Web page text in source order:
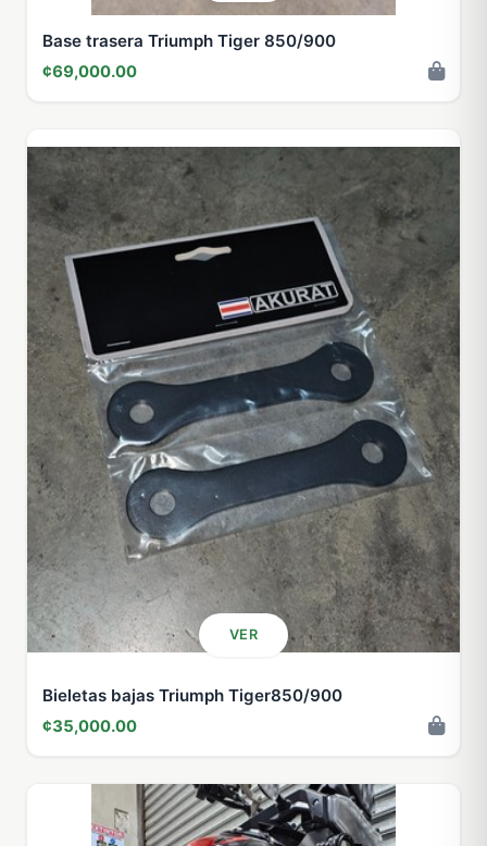
Base trasera Triumph Tiger 850/900
¢69,000.00
VER
Bieletas bajas Triumph Tiger850/900
¢35,000.00